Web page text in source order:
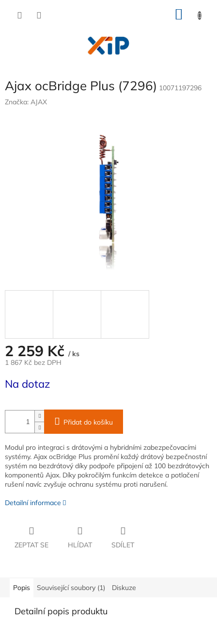
Ajax ocBridge Plus (7296) 10071197296
Značka: AJAX
2 259 Kč / ks
1 867 Kč bez DPH
cena:
Na dotaz
Přidat do košíku
Modul pro integraci s drátovými a hybridními zabezpečovacími
systémy. Ajax ocBridge Plus promění každý drátový bezpečnostní
systém na bezdrátový díky podpoře připojení až 100 bezdrátových
komponentů Ajax. Díky pokročilým funkcím detekce a potlačení
rušení navíc zvyšuje ochranu systému proti narušení.
Detailní informace
ZEPTAT SE HLÍDAT SDÍLET
Popis Související soubory (1) Diskuze
Detailní popis produktu